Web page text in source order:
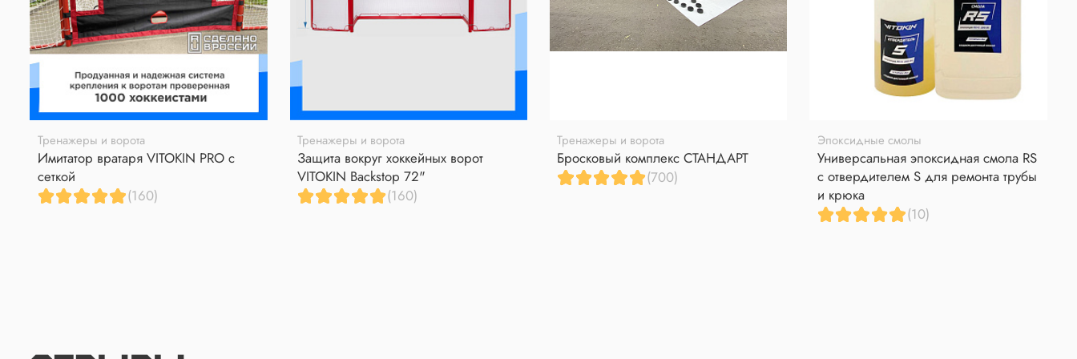
Тренажеры и ворота
Имитатор вратаря VITOKIN PRO с
сеткой
(160)
Тренажеры и ворота
Защита вокруг хоккейных ворот
VITOKIN Backstop 72"
(160)
Тренажеры и ворота
Бросковый комплекс СТАНДАРТ
(700)
Эпоксидные смолы
Универсальная эпоксидная смола RS
с отвердителем S для ремонта трубы
и крюка
(10)